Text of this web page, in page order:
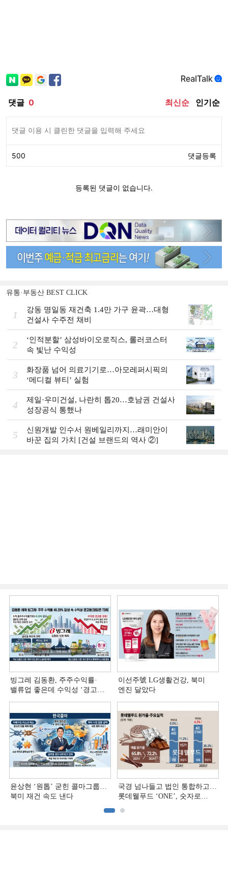
유통·부동산 BEST CLICK
1
강동 명일동 재건축 1.4만 가구 윤곽…대형
건설사 수주전 채비
2
‘인적분할’ 삼성바이오로직스, 롤러코스터
속 빛난 수익성
3
화장품 넘어 의료기기로…아모레퍼시픽의
‘메디컬 뷰티’ 실험
4
제일·우미건설, 나란히 톱20…호남권 건설사
성장공식 통했나
5
신원개발 인수서 원베일리까지…래미안이
바꾼 집의 가치 [건설 브랜드의 역사 ②]
빙그레 김동환, 주주수익률·
밸류업 좋은데 수익성 ‘경고등ʼ
이선주號 LG생활건강, 북미
엔진 달았다
윤상현 ‘원톱ʼ 굳힌 콜마그룹…
북미 재건 속도 낸다
국경 넘나들고 법인 통합하고…
롯데웰푸드 ‘ONE’, 숫자로